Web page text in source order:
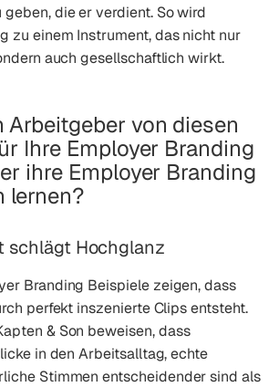
die er verdient. So wird
zu einem Instrument, das nicht nur
auch gesellschaftlich wirkt.
Arbeitgeber von diesen
Ihre Employer Branding
ihre Employer Branding
lernen?
schlägt Hochglanz
Branding Beispiele zeigen, dass
perfekt inszenierte Clips entsteht.
& Son beweisen, dass
in den Arbeitsalltag, echte
Stimmen entscheidender sind als